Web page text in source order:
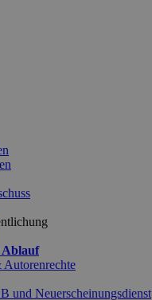
Ablauf
und Neuerscheinungsdienst